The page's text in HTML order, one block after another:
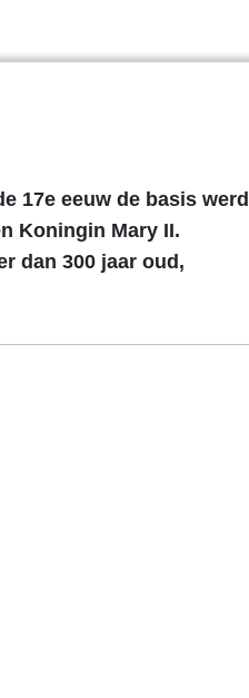
17e eeuw de basis werd
Koningin Mary II.
dan 300 jaar oud,